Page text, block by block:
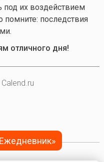
под их воздействием
последствия
отличного дня!